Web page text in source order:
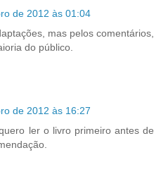
de 2012 às 01:04
mas pelos comentários,
do público.
de 2012 às 16:27
ler o livro primeiro antes de